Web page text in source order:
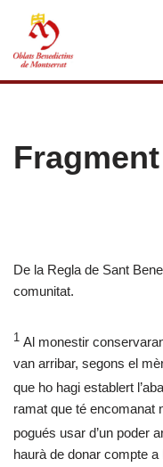
al
De la Regla de Sant
comunitat.
1 Al monestir
van arribar, segons el
que ho hagi establert
ramat que té encomanat
pogués usar d’un poder
haurà de donar compte